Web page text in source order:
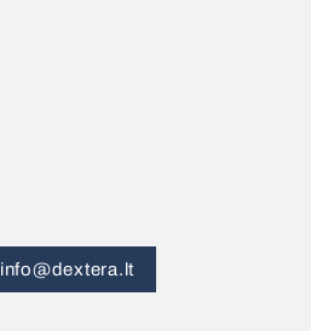
info@dextera.lt